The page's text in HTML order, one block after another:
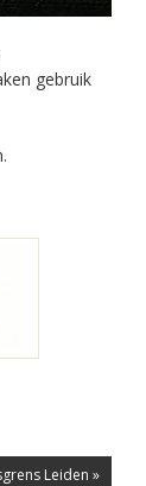
gebruik
Leiden »